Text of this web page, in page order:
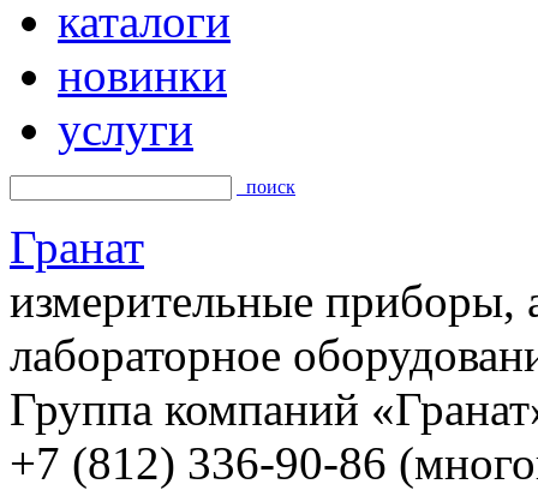
каталоги
новинки
услуги
поиск
Гранат
измерительные приборы,
лабораторное
Группа компаний
+7 (812) 336-90-86